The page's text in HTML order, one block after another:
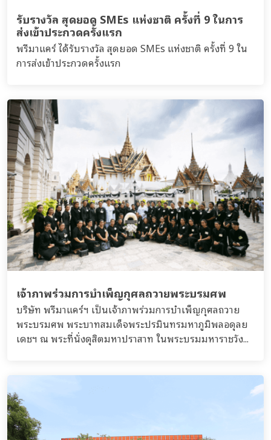
รับรางวัล สุดยอด SMEs แห่งชาติ ครั้งที่ 9 ในการ
ส่งเข้าประกวดครั้งแรก
พรีมาแคร์ ได้รับรางวัล สุดยอด SMEs แห่งชาติ ครั้งที่ 9 ใน
การส่งเข้าประกวดครั้งแรก
เจ้าภาพร่วมการบำเพ็ญกุศลถวายพระบรมศพ
บริษัท พรีมาแคร์ฯ เป็นเจ้าภาพร่วมการบำเพ็ญกุศลถวาย
พระบรมศพ พระบาทสมเด็จพระปรมินทรมหาภูมิพลอดุลย
เดชฯ ณ พระที่นั่งดุสิตมหาปราสาท ในพระบรมมหาราชวัง...